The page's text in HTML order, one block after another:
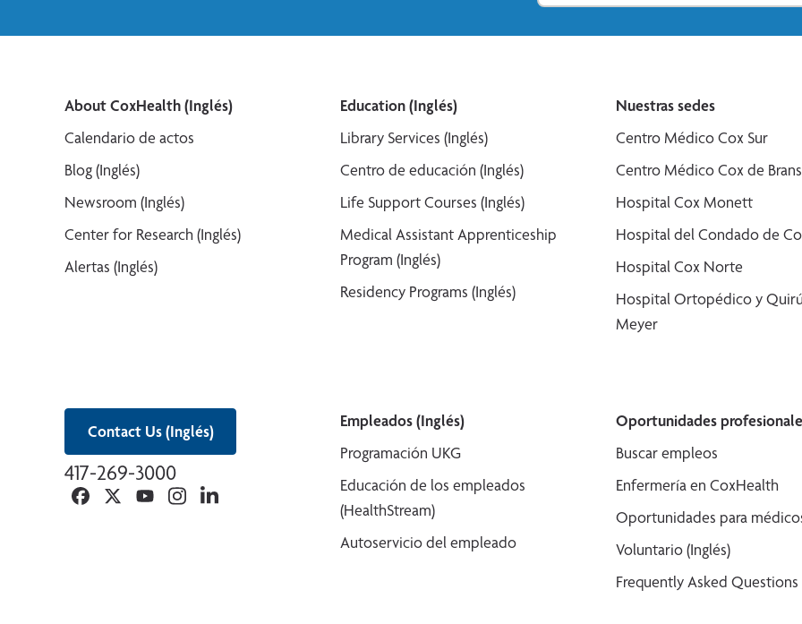
Contact Us (Inglés)
417-269-3000
Facebook
TwitterYouTubeInstagramLinkedin
About CoxHealth (Inglés)
Calendario de actos
Blog (Inglés)
Newsroom (Inglés)
Center for Research (Inglés)
Alertas (Inglés)
Education (Inglés)
Library Services (Inglés)
Centro de educación (Inglés)
Life Support Courses (Inglés)
Medical Assistant Apprenticeship
Program (Inglés)
Residency Programs (Inglés)
Nuestras sedes
Centro Médico Cox Sur
Centro Médico Cox de
Hospital Cox Monett
Hospital del Condado de
Hospital Cox Norte
Hospital Ortopédico y
Meyer
Empleados (Inglés)
Programación UKG
Educación de los empleados
(HealthStream)
Autoservicio del empleado
Oportunidades
Buscar empleos
Enfermería en CoxHealth
Oportunidades para
Voluntario (Inglés)
Frequently Asked Questions